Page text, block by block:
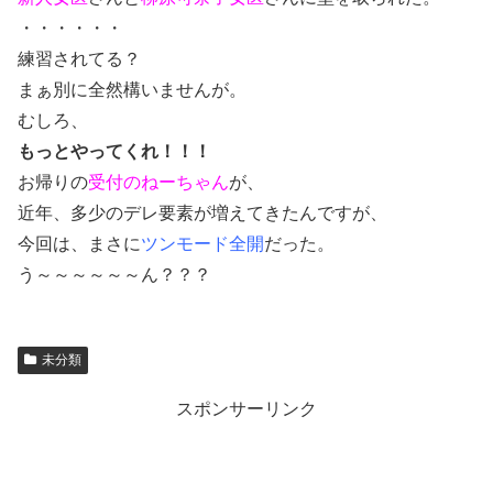
・・・・・・
練習されてる？
まぁ別に全然構いませんが。
むしろ、
もっとやってくれ！！！
お帰りの受付のねーちゃんが、
近年、多少のデレ要素が増えてきたんですが、
今回は、まさにツンモード全開だった。
う～～～～～～ん？？？
未分類
スポンサーリンク